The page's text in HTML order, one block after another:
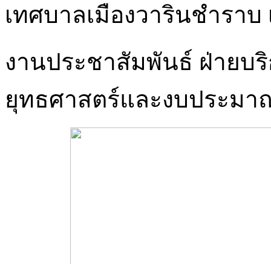
เทศบาลเมืองวารินชำรา
งานประชาสัมพันธ์ ฝ่ายบ
ยุทธศาสตร์และงบประมา